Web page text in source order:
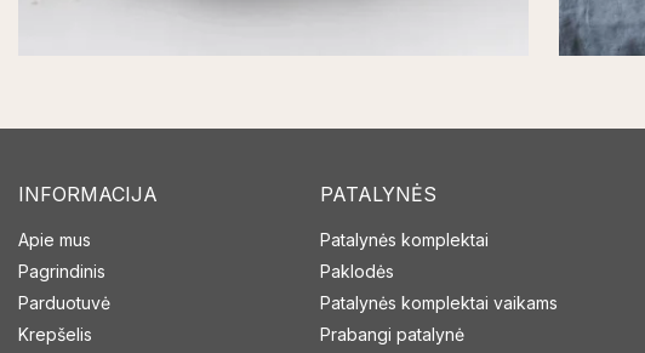
INFORMACIJA
Apie mus
Pagrindinis
Parduotuvė
Krepšelis
PATALYNĖS
Patalynės komplektai
Paklodės
Patalynės komplektai vaikams
Prabangi patalynė